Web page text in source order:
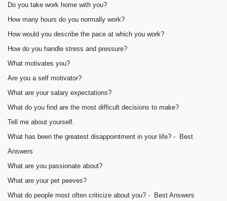
Do you take work home with you?
How many hours do you normally work?
How would you describe the pace at which you work?
How do you handle stress and pressure?
What motivates you?
Are you a self motivator?
What are your salary expectations?
What do you find are the most difficult decisions to make?
Tell me about yourself.
What has been the greatest disappointment in your life? - Best
Answers
What are you passionate about?
What are your pet peeves?
What do people most often criticize about you? - Best Answers